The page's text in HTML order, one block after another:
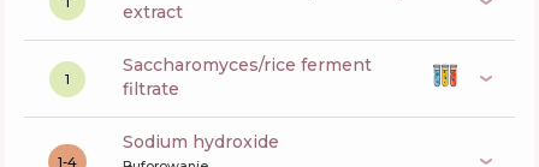
extract
1
saccharomyces/rice ferment
filtrate
1-4
sodium hydroxide